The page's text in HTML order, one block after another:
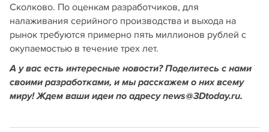
Сколково. По оценкам разработчиков, для
налаживания серийного производства и выхода на
рынок требуются примерно пять миллионов рублей с
окупаемостью в течение трех лет.
А у вас есть интересные новости? Поделитесь с нами
своими разработками, и мы расскажем о них всему
миру! Ждем ваши идеи по адресу news@3Dtoday.ru.